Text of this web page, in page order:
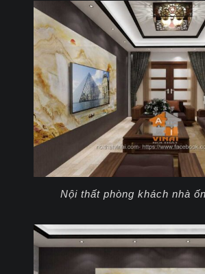
Nội thất phòng khách nhà